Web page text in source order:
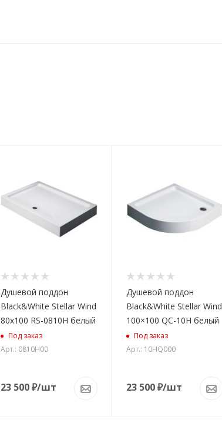
Душевой поддон
Black&White Stellar Wind
80x100 RS-0810H белый
Под заказ
Арт.: 0810H00
23 500₽/шт
Душевой поддон
Black&White Stellar Wind
100×100 QC-10H белый
Под заказ
Арт.: 10HQ000
23 500₽/шт